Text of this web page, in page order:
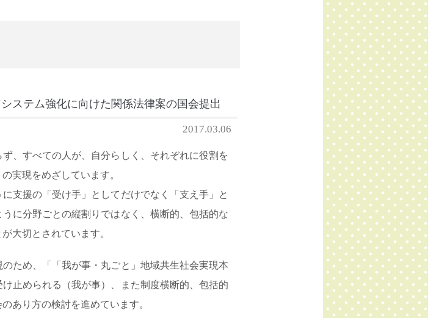
ステム強化に向けた関係法律案の国会提出
2017.03.06
、すべての人が、自分らしく、それぞれに役割を
実現をめざしています。
支援の「受け手」としてだけでなく「支え手」と
に分野ごとの縦割りではなく、横断的、包括的な
大切とされています。
ため、「「我が事・丸ごと」地域共生社会実現本
止められる（我が事）、また制度横断的、包括的
あり方の検討を進めています。